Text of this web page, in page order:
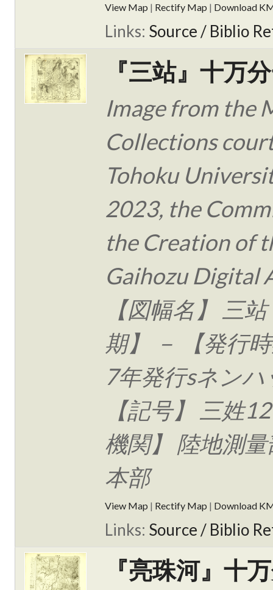
View Map | Rectify Map | Download
Links: Source / Biblio
『三站』十万
Image from the
Collections
Tohoku
2023, the
the Creation of
Gaihozu Digital
【図幅名】 三
期】 － 【発行
7年発行sネン
【記号】 三姓
機関】 陸地測
本部
View Map | Rectify Map | Download
Links: Source / Biblio
『亮珠河』十